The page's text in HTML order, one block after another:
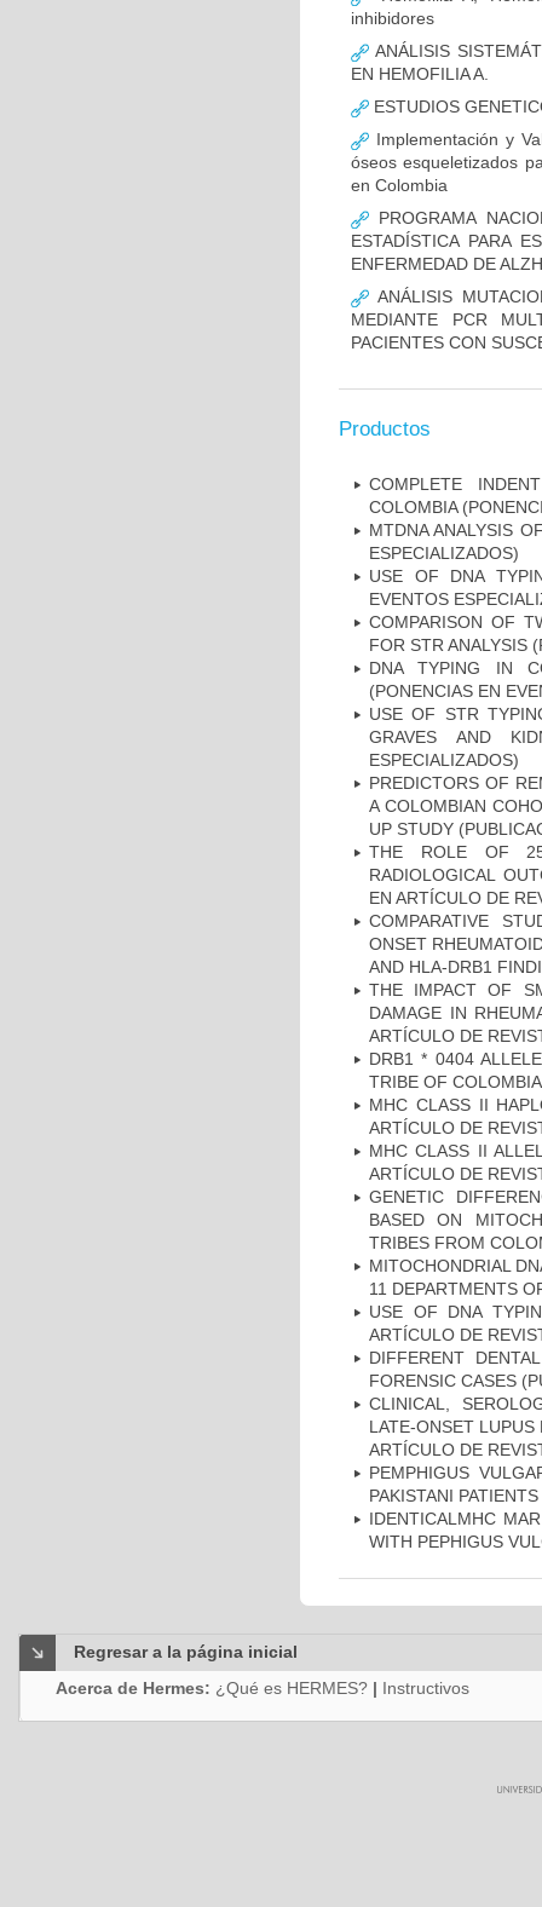
inhibidores
ANÁLISIS
EN HEMOFILIA A.
ESTUDIOS
Implementación y
óseos esqueletizados
en Colombia
PROGRAMA
ESTADÍSTICA PARA
ENFERMEDAD DE
ANÁLISIS
MEDIANTE PCR
PACIENTES CON
Productos
COMPLETE
COLOMBIA
MTDNA ANALYSIS
ESPECIALIZADOS)
USE OF DNA
EVENTOS
COMPARISON OF
FOR STR ANALYSIS
DNA TYPING IN
(PONENCIAS EN
USE OF STR
GRAVES AND
ESPECIALIZADOS)
PREDICTORS OF
A COLOMBIAN
UP STUDY
THE ROLE OF
RADIOLOGICAL
EN ARTÍCULO DE
COMPARATIVE
ONSET
AND HLA-DRB1
THE IMPACT OF
DAMAGE IN
ARTÍCULO DE
DRB1 * 0404
TRIBE OF
MHC CLASS II
ARTÍCULO DE
MHC CLASS II
ARTÍCULO DE
GENETIC
BASED ON
TRIBES FROM
MITOCHONDRIAL
11 DEPARTMENTS
USE OF DNA
ARTÍCULO DE
DIFFERENT
FORENSIC CASES
CLINICAL,
LATE-ONSET
ARTÍCULO DE
PEMPHIGUS
PAKISTANI
IDENTICALMHC
WITH PEPHIGUS
Regresar a la página inicial
Acerca de Hermes: ¿Qué es HERMES? | Instructivos